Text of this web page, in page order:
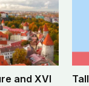
and XVI